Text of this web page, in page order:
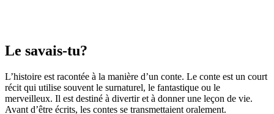
Le savais-tu?
L’histoire est racontée à la manière d’un conte. Le conte est un court
récit qui utilise souvent le surnaturel, le fantastique ou le
merveilleux. Il est destiné à divertir et à donner une leçon de vie.
Avant d’être écrits, les contes se transmettaient oralement.